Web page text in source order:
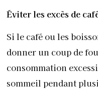
Éviter les excès de
Si le café ou les
donner un coup de
consommation
sommeil pendant